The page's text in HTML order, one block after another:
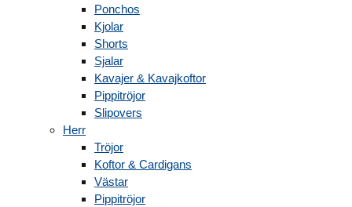
Ponchos
Kjolar
Shorts
Sjalar
Kavajer & Kavajkoftor
Pippitröjor
Slipovers
Herr
Tröjor
Koftor & Cardigans
Västar
Pippitröjor